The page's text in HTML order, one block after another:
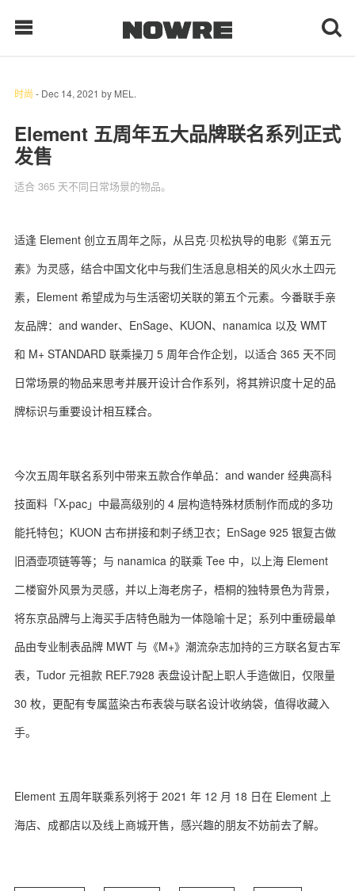
时 尚
球 鞋
生 活
时尚 - Dec 14, 2021 by MEL.
Element 五周年五大品牌联名系列正式
发售
适合 365 天不同日常场景的物品。
适逢 Element 创立五周年之际，从吕克·贝松执导的电影《第五元
素》为灵感，结合中国文化中与我们生活息息相关的风火水土四元
素，Element 希望成为与生活密切关联的第五个元素。今番联手亲
友品牌：and wander、EnSage、KUON、nanamica 以及 WMT
和 M+ STANDARD 联乘操刀 5 周年合作企划，以适合 365 天不同
日常场景的物品来思考并展开设计合作系列，将其辨识度十足的品
牌标识与重要设计相互糅合。
今次五周年联名系列中带来五款合作单品：and wander 经典高科
技面料「X-pac」中最高级别的 4 层构造特殊材质制作而成的多功
能托特包；KUON 古布拼接和刺子绣卫衣；EnSage 925 银复古做
旧酒壶项链等等；与 nanamica 的联乘 Tee 中，以上海 Element
二楼窗外风景为灵感，并以上海老房子，梧桐的独特景色为背景，
将东京品牌与上海买手店特色融为一体隐喻十足；系列中重磅最单
品由专业制表品牌 MWT 与《M+》潮流杂志加持的三方联名复古军
表，Tudor 元祖款 REF.7928 表盘设计配上职人手造做旧，仅限量
30 枚，更配有专属蓝染古布表袋与联名设计收纳袋，值得收藏入
手。
Element 五周年联乘系列将于 2021 年 12 月 18 日在 Element 上
海店、成都店以及线上商城开售，感兴趣的朋友不妨前去了解。